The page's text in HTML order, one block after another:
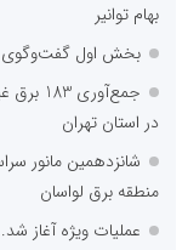
بهام توانیر
بخش اول گفت‌وگوی
در استان تهران
شانزدهمین مانور
منطقه برق لواسان
عملیات ویژه آغاز